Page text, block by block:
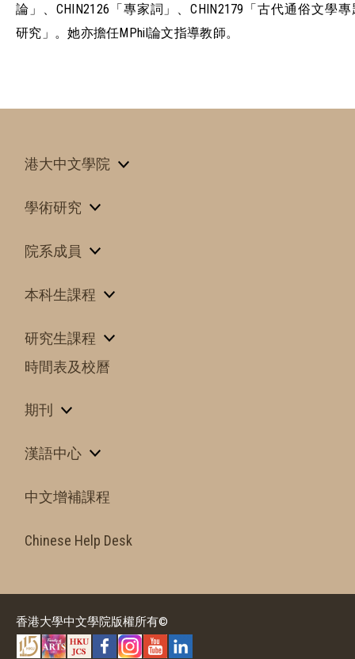
論」、CHIN2126「專家詞」、CHIN2179「古代通俗文學專
研究」。她亦擔任MPhil論文指導教師。
港大中文學院
學術研究
院系成員
本科生課程
研究生課程
時間表及校曆
期刊
漢語中心
中文增補課程
Chinese Help Desk
香港大學中文學院版權所有©